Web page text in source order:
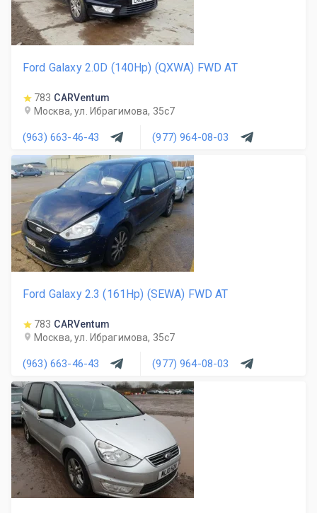
Ford Galaxy 2.0D (140Hp) (QXWA) FWD AT
783 CARVentum
Москва, ул. Ибрагимова, 35с7
(963) 663-46-43 (977) 964-08-03
Ford Galaxy 2.3 (161Hp) (SEWA) FWD AT
783 CARVentum
Москва, ул. Ибрагимова, 35с7
(963) 663-46-43 (977) 964-08-03